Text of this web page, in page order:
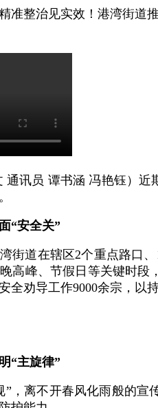
准整治见实效！港湾街道
通讯员 谭书涵 冯艳钰）
“安全关”
街道在辖区2个重点路口
高峰、节假日等关键时
全劝导工作9000余宗，以
“主旋律”
”，离不开春风化雨般的